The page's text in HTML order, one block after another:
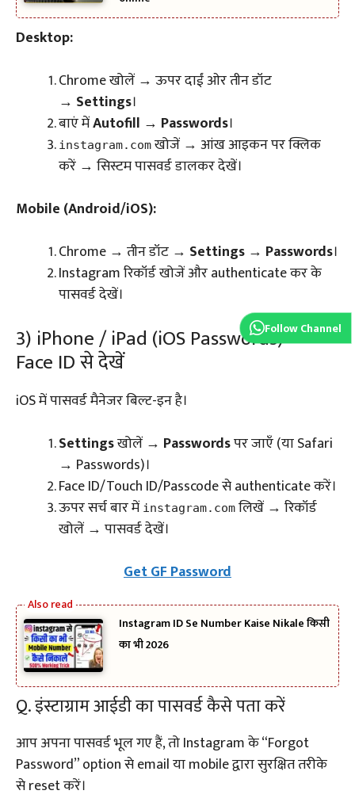
Follow Channel
Desktop:
Chrome खोलें → ऊपर दाईं ओर तीन डॉट
→ Settings।
बाएं मेंAutofill → Passwords।
instagram.com खोजें → आंख आइकन पर क्लिक
करें → सिस्टम पासवर्ड डालकर देखें।
Mobile (Android/iOS):
Chrome → तीन डॉट → Settings → Passwords।
Instagram रिकॉर्ड खोजें और authenticate कर के
पासवर्ड देखें।
3) iPhone / iPad (iOS Passwords) —
Face ID से देखें
iOS में पासवर्ड मैनेजर बिल्ट-इन है।
Settingsखोलें → Passwordsपर जाएँ (या Safari
→ Passwords)।
Face ID/Touch ID/Passcode से authenticate करें।
ऊपर सर्च बार में instagram.com लिखें → रिकॉर्ड
खोलें → पासवर्ड देखें।
Get GF Password
Instagram ID Se Number Kaise Nikale किसी
का भी 2026
Q. इंस्टाग्राम आईडी का पासवर्ड कैसे पता करें
आप अपना पासवर्ड भूल गए हैं, तो Instagram के “Forgot
Password” option से email या mobile द्वारा सुरक्षित तरीके
से reset करें।